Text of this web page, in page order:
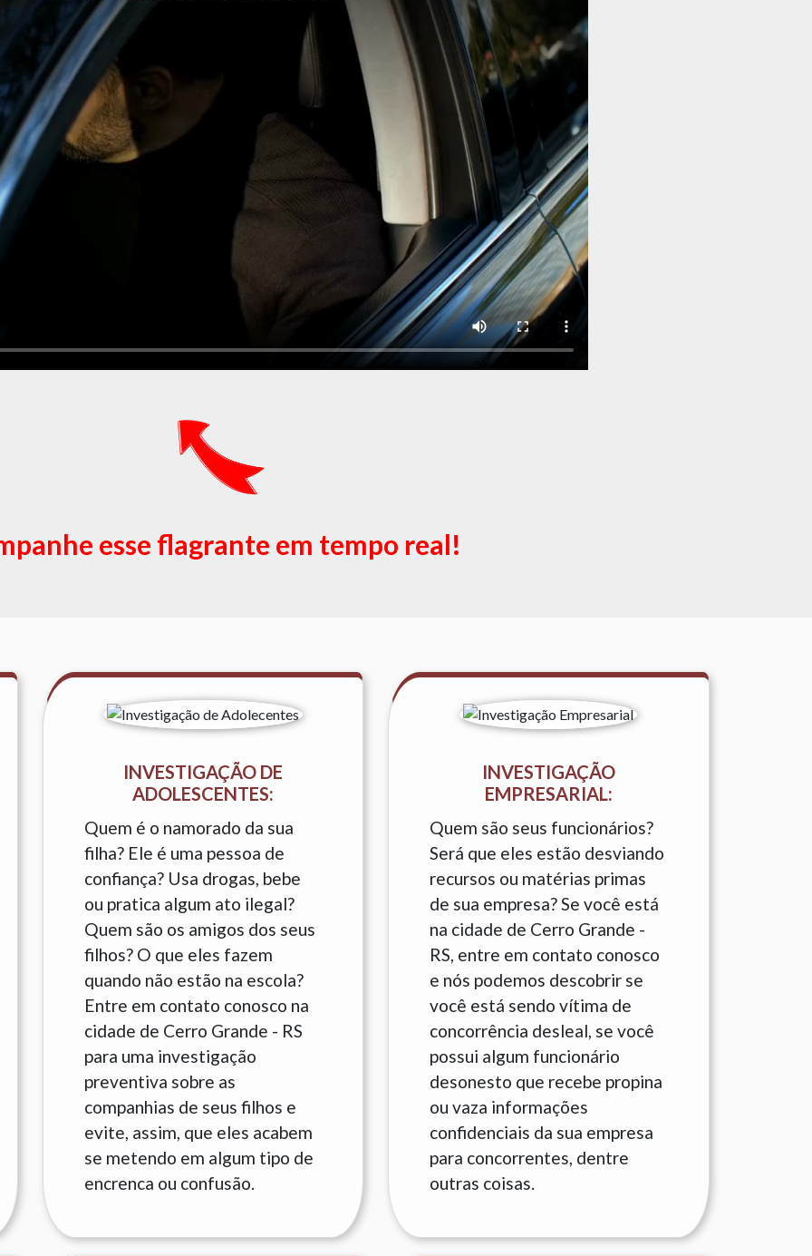
esse flagrante em tempo real!
INVESTIGAÇÃO DE
ADOLESCENTES:
Quem é o namorado da sua
filha? Ele é uma pessoa de
confiança? Usa drogas, bebe
ou pratica algum ato ilegal?
Quem são os amigos dos seus
filhos? O que eles fazem
quando não estão na escola?
Entre em contato conosco na
cidade de Cerro Grande - RS
para uma investigação
preventiva sobre as
companhias de seus filhos e
evite, assim, que eles acabem
se metendo em algum tipo de
encrenca ou confusão.
INVESTIGAÇÃO
EMPRESARIAL:
Quem são seus funcionários?
Será que eles estão desviando
recursos ou matérias primas
de sua empresa? Se você está
na cidade de Cerro Grande -
RS, entre em contato conosco
e nós podemos descobrir se
você está sendo vítima de
concorrência desleal, se você
possui algum funcionário
desonesto que recebe propina
ou vaza informações
confidenciais da sua empresa
para concorrentes, dentre
outras coisas.